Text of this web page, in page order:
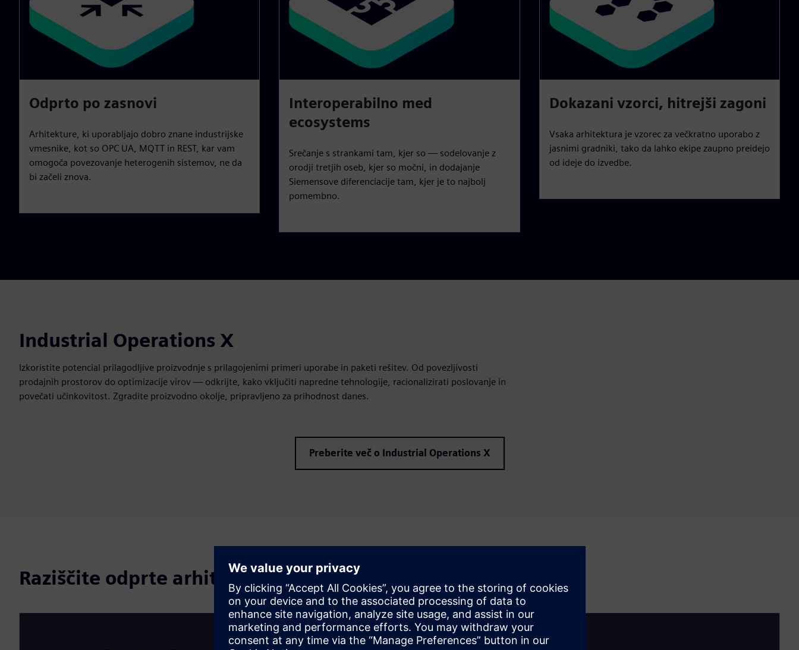
Odprto po zasnovi
Arhitekture, ki uporabljajo dobro znane industrijske
vmesnike, kot so OPC UA, MQTT in REST, kar vam
omogoča povezovanje heterogenih sistemov, ne da
bi začeli znova.
Interoperabilno med
ecosystems
Srečanje s strankami tam, kjer so — sodelovanje z
orodji tretjih oseb, kjer so močni, in dodajanje
Siemensove diferenciacije tam, kjer je to najbolj
pomembno.
Dokazani vzorci, hitrejši zagoni
Vsaka arhitektura je vzorec za večkratno uporabo z
jasnimi gradniki, tako da lahko ekipe zaupno preidejo
od ideje do izvedbe.
Industrial Operations X
Izkoristite potencial prilagodljive proizvodnje s prilagojenimi primeri uporabe in paketi rešitev. Od povezljivosti
prodajnih prostorov do optimizacije virov — odkrijte, kako vključiti napredne tehnologije, racionalizirati poslovanje in
povečati učinkovitost. Zgradite proizvodno okolje, pripravljeno za prihodnost danes.
Preberite več o Industrial Operations X
Raziščite odprte arhitekture